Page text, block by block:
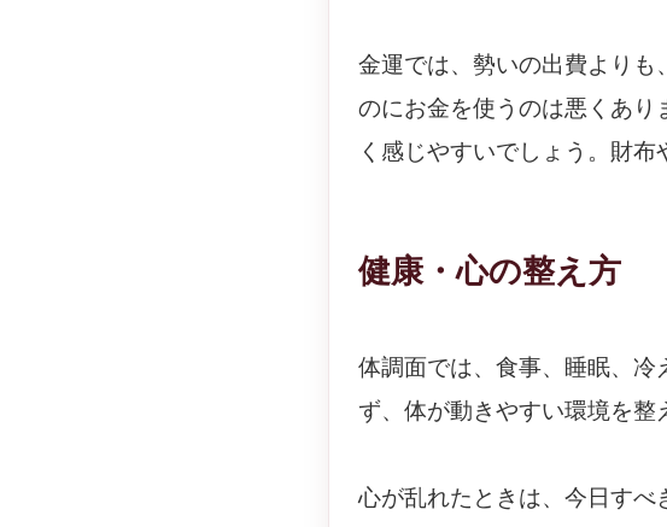
金運では、勢いの出費よりも
のにお金を使うのは悪くあ
く感じやすいでしょう。財布
健康・心の整え方
体調面では、食事、睡眠、
ず、体が動きやすい環境を整
心が乱れたときは、今日すべ